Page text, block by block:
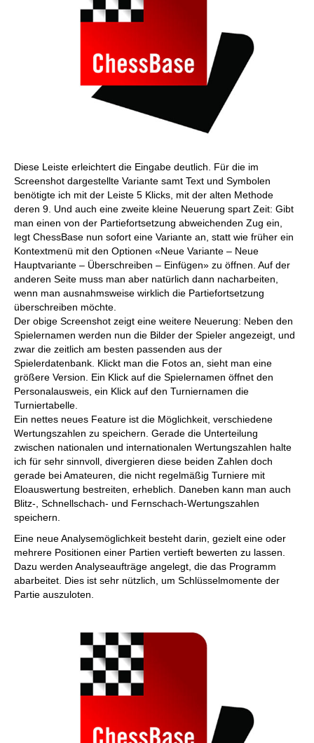
Diese Leiste erleichtert die Eingabe deutlich. Für die im
Screenshot dargestellte Variante samt Text und Symbolen
benötigte ich mit der Leiste 5 Klicks, mit der alten Methode
deren 9. Und auch eine zweite kleine Neuerung spart Zeit: Gibt
man einen von der Partiefortsetzung abweichenden Zug ein,
legt ChessBase nun sofort eine Variante an, statt wie früher ein
Kontextmenü mit den Optionen «Neue Variante – Neue
Hauptvariante – Überschreiben – Einfügen» zu öffnen. Auf der
anderen Seite muss man aber natürlich dann nacharbeiten,
wenn man ausnahmsweise wirklich die Partiefortsetzung
überschreiben möchte.
Der obige Screenshot zeigt eine weitere Neuerung: Neben den
Spielernamen werden nun die Bilder der Spieler angezeigt, und
zwar die zeitlich am besten passenden aus der
Spielerdatenbank. Klickt man die Fotos an, sieht man eine
größere Version. Ein Klick auf die Spielernamen öffnet den
Personalausweis, ein Klick auf den Turniernamen die
Turniertabelle.
Ein nettes neues Feature ist die Möglichkeit, verschiedene
Wertungszahlen zu speichern. Gerade die Unterteilung
zwischen nationalen und internationalen Wertungszahlen halte
ich für sehr sinnvoll, divergieren diese beiden Zahlen doch
gerade bei Amateuren, die nicht regelmäßig Turniere mit
Eloauswertung bestreiten, erheblich. Daneben kann man auch
Blitz-, Schnellschach- und Fernschach-Wertungszahlen
speichern.
Eine neue Analysemöglichkeit besteht darin, gezielt eine oder
mehrere Positionen einer Partien vertieft bewerten zu lassen.
Dazu werden Analyseaufträge angelegt, die das Programm
abarbeitet. Dies ist sehr nützlich, um Schlüsselmomente der
Partie auszuloten.